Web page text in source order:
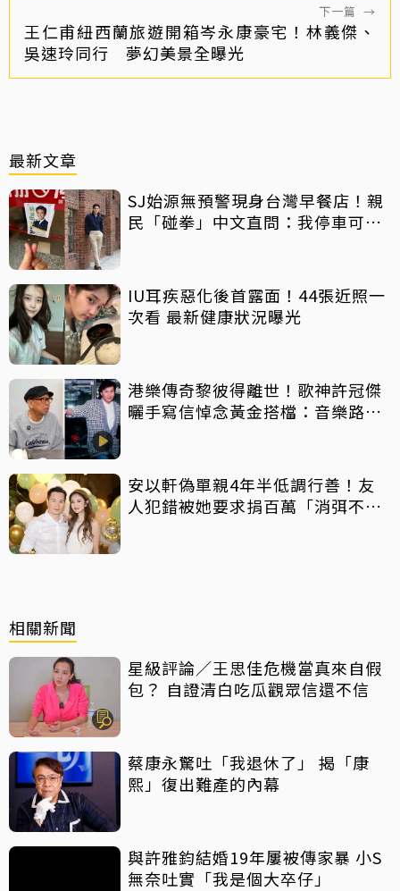
下一篇 →
王仁甫紐西蘭旅遊開箱岑永康豪宅！林義傑、
吳速玲同行 夢幻美景全曝光
最新文章
SJ始源無預警現身台灣早餐店！親
民「碰拳」中文直問：我停車可以
IU耳疾惡化後首露面！44張近照一
次看 最新健康狀況曝光
港樂傳奇黎彼得離世！歌神許冠傑
曬手寫信悼念黃金搭檔：音樂路上
安以軒偽單親4年半低調行善！友
人犯錯被她要求捐百萬「消弭不
相關新聞
星級評論／王思佳危機當真來自假
包？ 自證清白吃瓜觀眾信還不信
蔡康永驚吐「我退休了」 揭「康
熙」復出難產的內幕
與許雅鈞結婚19年屢被傳家暴 小S
無奈吐實「我是個大卒仔」